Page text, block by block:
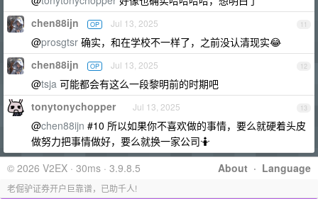
11
chen88ijn OP Jul 13, 2025
@prosgtsr 确实，和在学校不一样了，之前没认清现实😂
12
chen88ijn OP Jul 13, 2025
@tsja 可能都会有这么一段黎明前的时期吧
13
tonytonychopper Jul 13, 2025
@chen88ijn #10 所以如果你不喜欢做的事情，要么就硬着头皮
做努力把事情做好，要么就换一家公司🤷
About · Language
© 2026 V2EX · 30ms · 3.9.8.5
老倔驴证券开户巨靠谱，已助千人!